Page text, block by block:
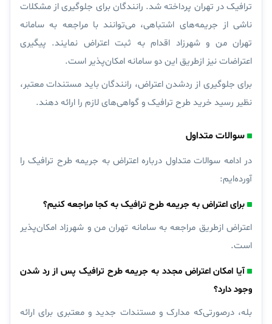
ترافیکدر تهران پرداخته شد. رانندگان برای جلوگیری از مشکلات
ناشی از جریمه‌های اشتباهی، می‌توانند با مراجعه به سامانه
تهران من وشهرزاد اقدام به ثبت اعتراض نمایند. پیگیری
اعتراضات نیز ازطریق این دو سامانه امکان‌پذیر است.
برای جلوگیری از ردشدن اعتراض، رانندگان باید مستندات معتبر،
نظیر رسید خرید طرح ترافیک و گواهی‌های لازم را ارائه دهند.
سوالات متداول
در ادامه سوالات متداول درباره اعتراض به جریمه طرح ترافیک را
آورده‌ایم:
برای اعتراض به جریمه طرح ترافیک به کجا مراجعه کنیم؟
اعتراض ازطریق مراجعه به سامانه تهران منو شهرزادامکان‌پذیر
است.
آیا امکان اعتراض مجدد به جریمه طرح ترافیک پس از رد شدن
وجود دارد؟
بله، درصورتی‌که مدارک و مستندات جدید و معتبری برای ارائه